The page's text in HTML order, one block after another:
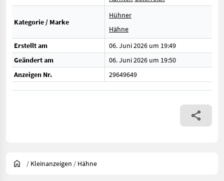
Kategorie / Marke
Hühner
Hähne
Erstellt am
06. Juni 2026 um 19:49
Geändert am
06. Juni 2026 um 19:50
Anzeigen Nr.
29649649
/ Kleinanzeigen / Hähne